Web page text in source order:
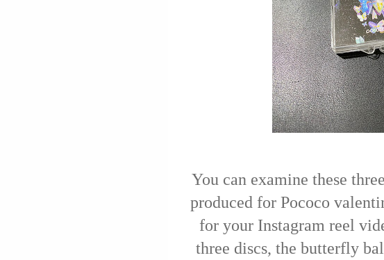
You can examine these
produced for Pococo
for your Instagram reel
three discs, the butterfly